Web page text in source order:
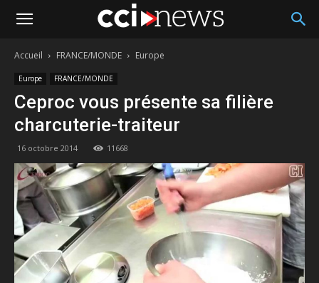
Accueil FRANCE/MONDE Europe
Europe FRANCE/MONDE
Ceproc vous présente sa filière
charcuterie-traiteur
16 octobre 2014 11668